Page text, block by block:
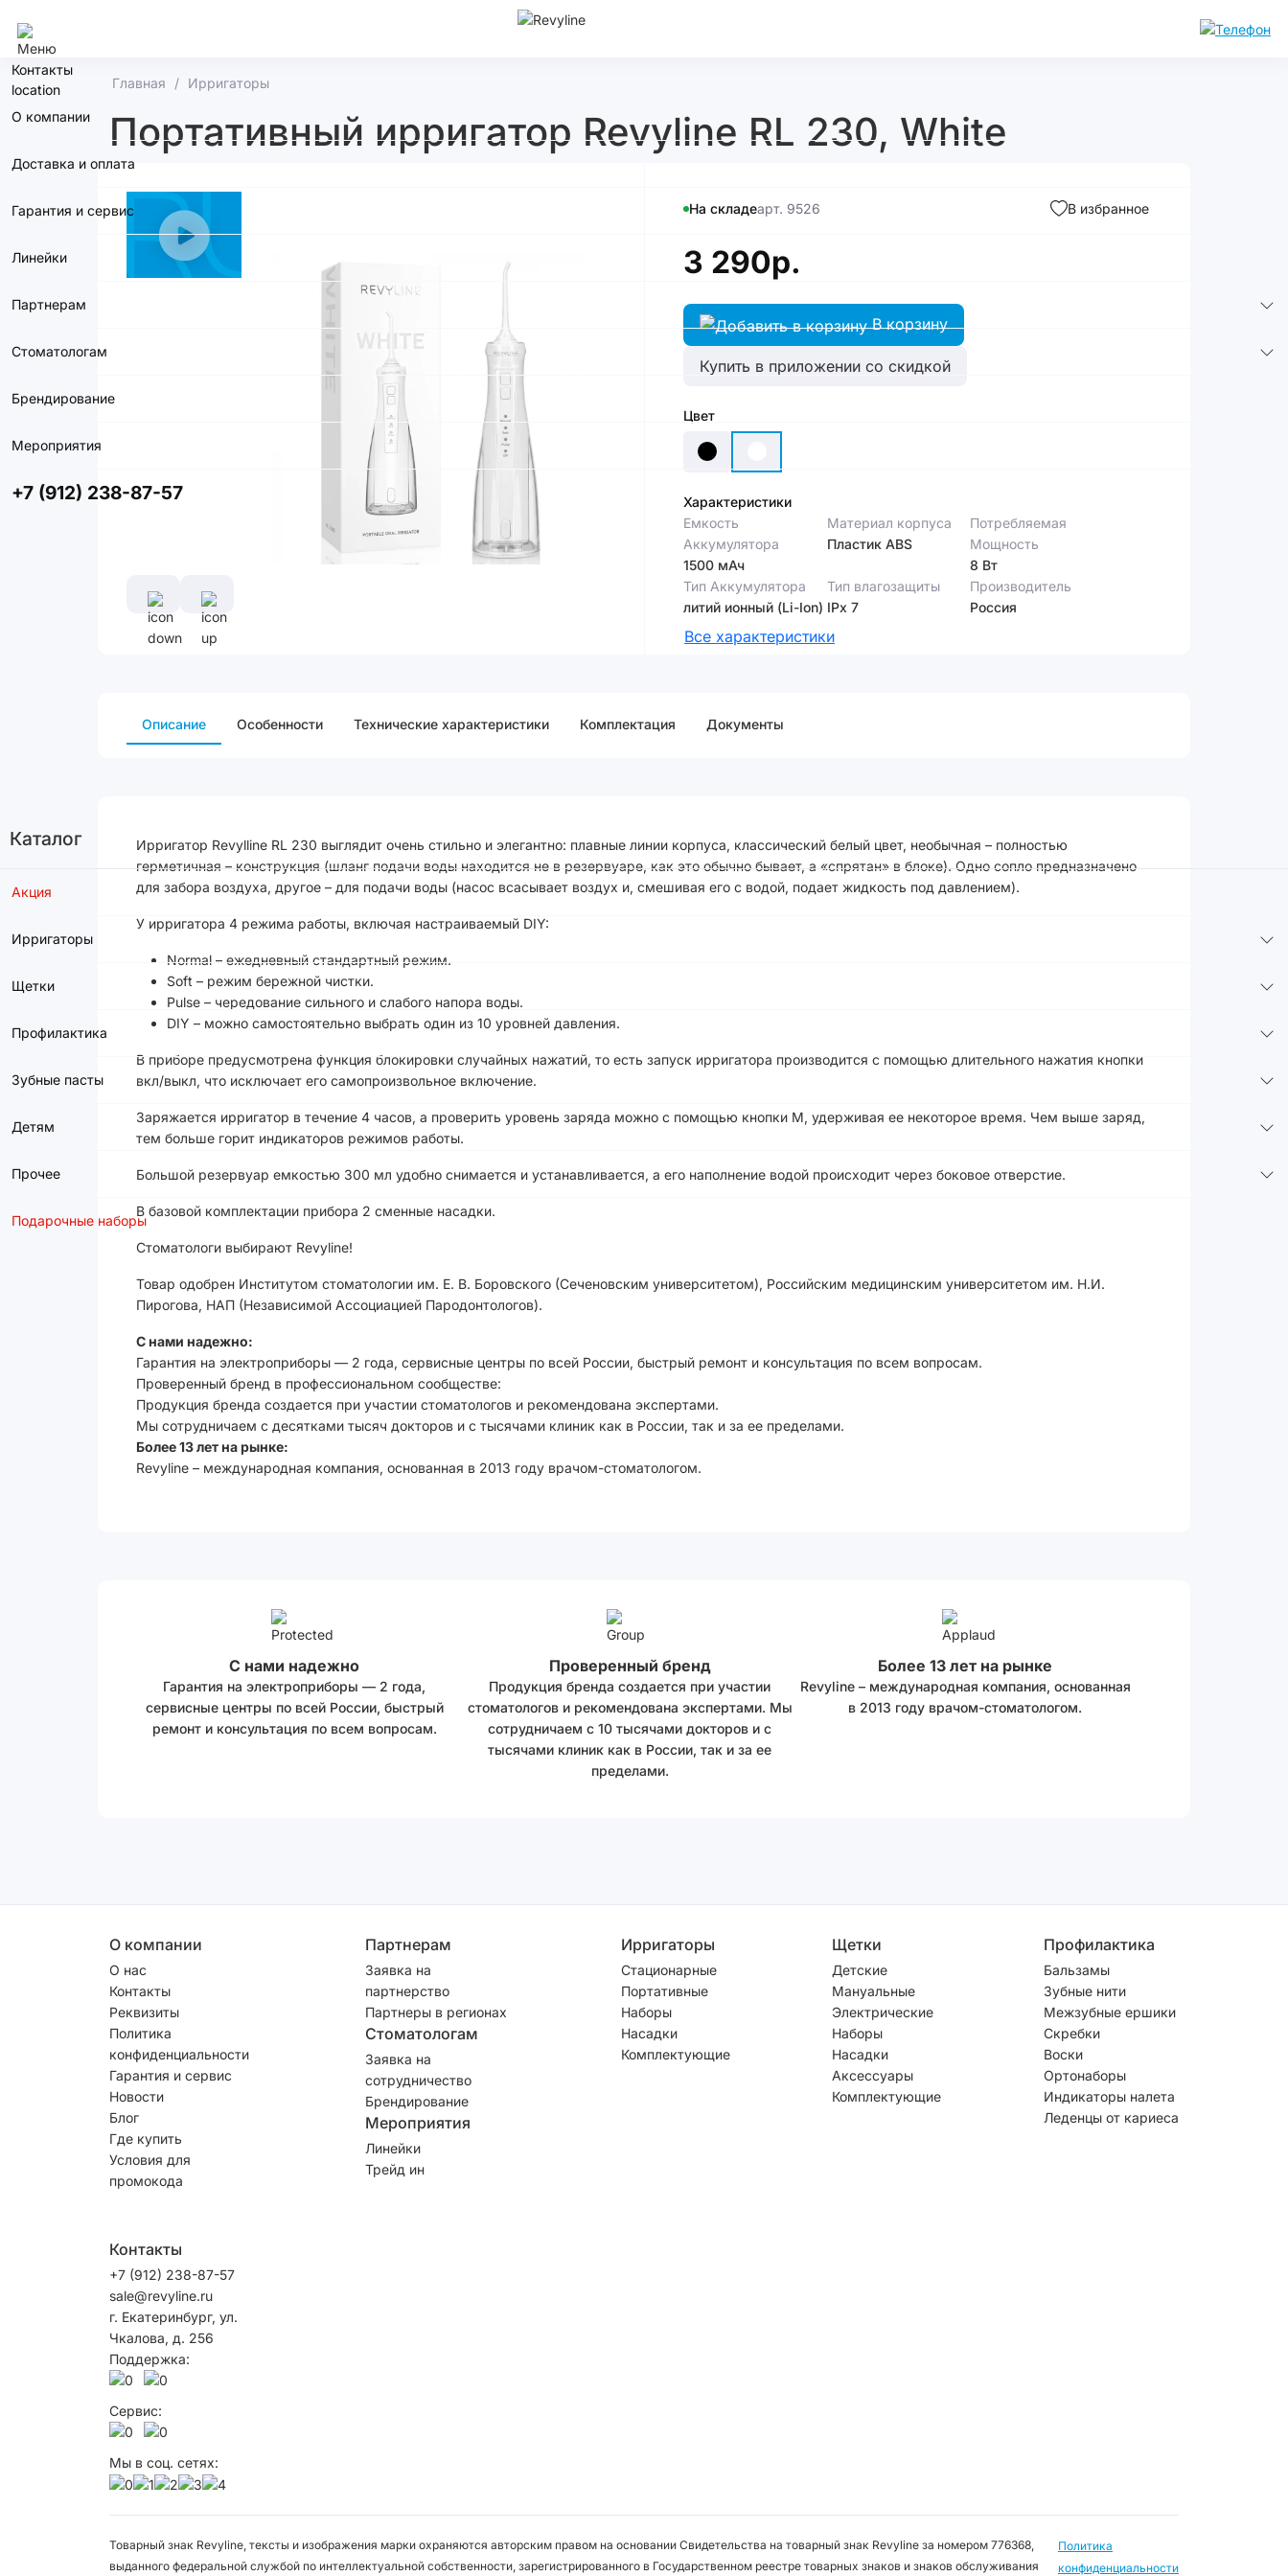
Контакты
О компании
Доставка и оплата
Гарантия и сервис
Линейки
Партнерам
Стоматологам
Брендирование
Мероприятия
+7 (912) 238-87-57
Каталог
Акция
Ирригаторы
Щетки
Профилактика
Зубные пасты
Детям
Прочее
Подарочные наборы
Главная Ирригаторы
Портативный ирригатор Revyline RL 230, White
На складеарт. 9526 В избранное
3 290р.
В корзину
Купить в приложении со скидкой
Цвет
Характеристики
Емкость
Аккумулятора
1500 мАч
Материал корпуса
Пластик ABS
Потребляемая
Мощность
8 Вт
Тип Аккумулятора
литий ионный (Li-Ion)
Тип влагозащиты
IPx 7
Производитель
Россия
Все характеристики
Описание Особенности Технические характеристики Комплектация Документы
Ирригатор Revylline RL 230 выглядит очень стильно и элегантно: плавные линии корпуса, классический белый цвет, необычная – полностью
герметичная – конструкция (шланг подачи воды находится не в резервуаре, как это обычно бывает, а «спрятан» в блоке). Одно сопло предназначено
для забора воздуха, другое – для подачи воды (насос всасывает воздух и, смешивая его с водой, подает жидкость под давлением).
У ирригатора 4 режима работы, включая настраиваемый DIY:
Normal – ежедневный стандартный режим.
Soft – режим бережной чистки.
Pulse – чередование сильного и слабого напора воды.
DIY – можно самостоятельно выбрать один из 10 уровней давления.
В приборе предусмотрена функция блокировки случайных нажатий, то есть запуск ирригатора производится с помощью длительного нажатия кнопки
вкл/выкл, что исключает его самопроизвольное включение.
Заряжается ирригатор в течение 4 часов, а проверить уровень заряда можно с помощью кнопки М, удерживая ее некоторое время. Чем выше заряд,
тем больше горит индикаторов режимов работы.
Большой резервуар емкостью 300 мл удобно снимается и устанавливается, а его наполнение водой происходит через боковое отверстие.
В базовой комплектации прибора 2 сменные насадки.
Стоматологи выбирают Revyline!
Товар одобрен Институтом стоматологии им. Е. В. Боровского (Сеченовским университетом), Российским медицинским университетом им. Н.И.
Пирогова, НАП (Независимой Ассоциацией Пародонтологов).
С нами надежно:
Гарантия на электроприборы — 2 года, сервисные центры по всей России, быстрый ремонт и консультация по всем вопросам.
Проверенный бренд в профессиональном сообществе:
Продукция бренда создается при участии стоматологов и рекомендована экспертами.
Мы сотрудничаем с десятками тысяч докторов и с тысячами клиник как в России, так и за ее пределами.
Более 13 лет на рынке:
Revyline – международная компания, основанная в 2013 году врачом-стоматологом.
С нами надежно
Гарантия на электроприборы — 2 года,
сервисные центры по всей России, быстрый
ремонт и консультация по всем вопросам.
Проверенный бренд
Продукция бренда создается при участии
стоматологов и рекомендована экспертами. Мы
сотрудничаем с 10 тысячами докторов и с
тысячами клиник как в России, так и за ее
пределами.
Более 13 лет на рынке
Revyline – международная компания, основанная
в 2013 году врачом-стоматологом.
О компании
О нас
Контакты
Реквизиты
Политика
конфиденциальности
Гарантия и сервис
Новости
Блог
Где купить
Условия для
промокода
Партнерам
Заявка на
партнерство
Партнеры в регионах
Стоматологам
Заявка на
сотрудничество
Брендирование
Мероприятия
Линейки
Трейд ин
Ирригаторы
Стационарные
Портативные
Наборы
Насадки
Комплектующие
Щетки
Детские
Мануальные
Электрические
Наборы
Насадки
Аксессуары
Комплектующие
Профилактика
Бальзамы
Зубные нити
Межзубные ершики
Скребки
Воски
Ортонаборы
Индикаторы налета
Леденцы от кариеса
Контакты
+7 (912) 238-87-57
sale@revyline.ru
г. Екатеринбург, ул.
Чкалова, д. 256
Поддержка:
Сервис:
Мы в соц. сетях:
Товарный знак Revyline, тексты и изображения марки охраняются авторским правом на основании Свидетельства на товарный знак Revyline за номером 776368,
выданного федеральной службой по интеллектуальной собственности, зарегистрированного в Государственном реестре товарных знаков и знаков обслуживания
Политика
конфиденциальности